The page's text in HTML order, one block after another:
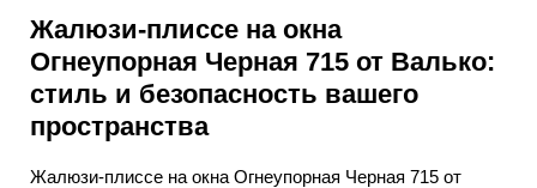
Жалюзи-плиссе на окна
Огнеупорная Черная 715 от Валько:
стиль и безопасность вашего
пространства
Жалюзи-плиссе на окна Огнеупорная Черная 715 от